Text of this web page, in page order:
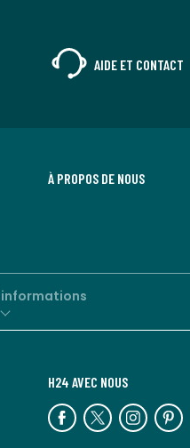
AIDE ET CONTACT
À PROPOS DE NOUS
H24 AVEC NOUS